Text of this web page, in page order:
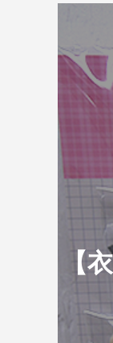
【